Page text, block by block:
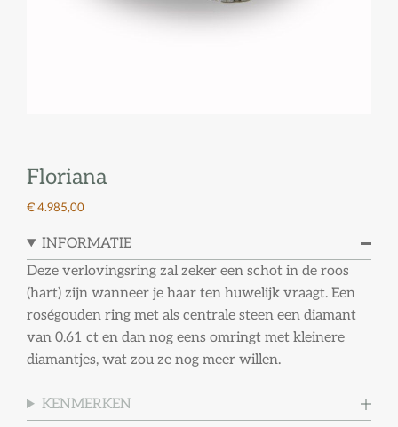
Floriana
€ 4.985,00
INFORMATIE
Deze verlovingsring zal zeker een schot in de roos
(hart) zijn wanneer je haar ten huwelijk vraagt. Een
roségouden ring met als centrale steen een diamant
van 0.61 ct en dan nog eens omringt met kleinere
diamantjes, wat zou ze nog meer willen.
KENMERKEN